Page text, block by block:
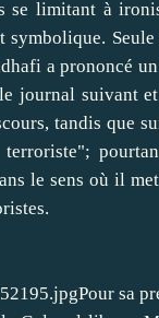
se limitant à
symbolique.
a prononcé
journal suivant
tandis que
le sens où il
sa